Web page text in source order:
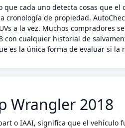
cada uno detecta cosas que
de propiedad.
a la vez. Muchos compradores
cualquier historial de
es la única forma de evaluar si
Wrangler 2018
o IAAI, significa que el